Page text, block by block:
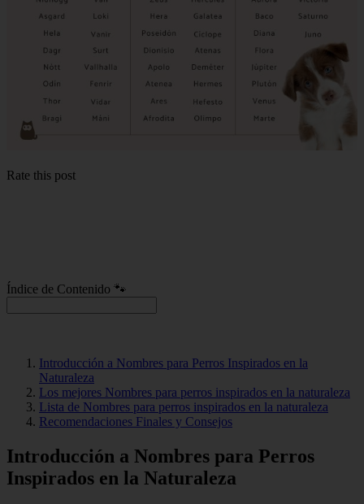
Rate this post
Índice de Contenido 🐾
Introducción a Nombres para Perros Inspirados en la
Naturaleza
Los mejores Nombres para perros inspirados en la naturaleza
Lista de Nombres para perros inspirados en la naturaleza
Recomendaciones Finales y Consejos
Introducción a Nombres para Perros
Inspirados en la Naturaleza